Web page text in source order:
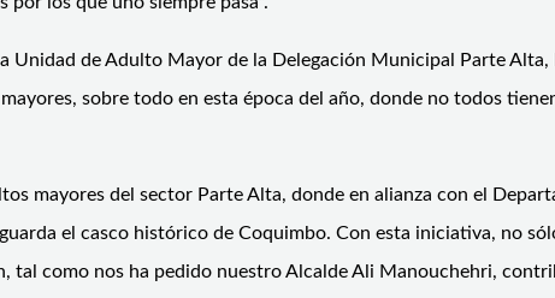
Unidad de Adulto Mayor de la Delegación Municipal Parte
sobre todo en esta época del año, donde no todos
mayores del sector Parte Alta, donde en alianza con el
el casco histórico de Coquimbo. Con esta iniciativa, no
tal como nos ha pedido nuestro Alcalde Ali Manouchehri,